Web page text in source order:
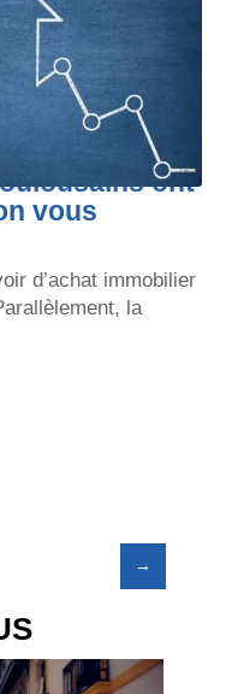
ont
vous
d’achat immobilier
la